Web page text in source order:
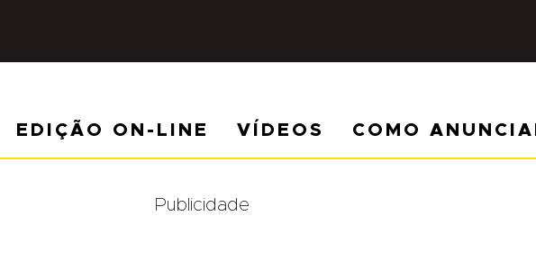
EDIÇÃO ON-LINE VÍDEOS COMO
Publicidade